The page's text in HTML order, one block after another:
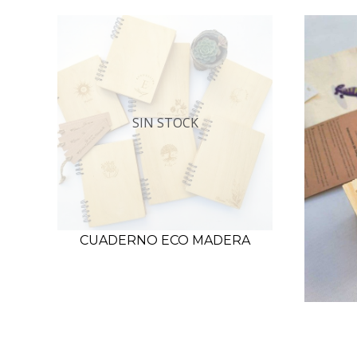
SIN STOCK
CUADERNO ECO MADERA